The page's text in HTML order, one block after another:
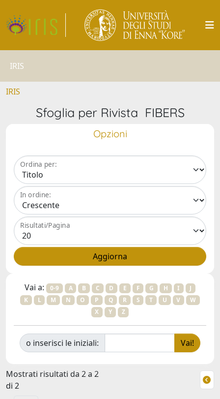
IRIS
IRIS
Sfoglia per Rivista FIBERS
Opzioni
Ordina per:
In ordine:
Risultati/Pagina
Vai a: 0-9 A B C D E F G H I
J
K
L M N O P Q R S T U V
W
X
Y Z
o inserisci le iniziali:
Mostrati risultati da 2 a 2
di 2